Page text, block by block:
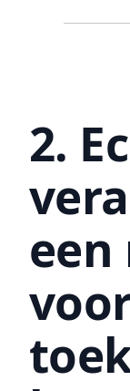
2.
een